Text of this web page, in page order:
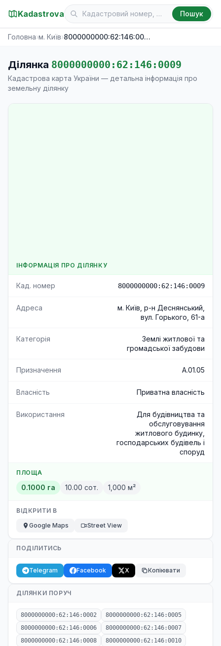
Kadastrova Пошук
Головна›м. Київ› 8000000000:62:146:0009
Ділянка 8000000000:62:146:0009
Кадастрова карта України — детальна інформація про
земельну ділянку
ІНФОРМАЦІЯ ПРО ДІЛЯНКУ
Кад. номер 8000000000:62:146:0009
Адреса
м. Київ, р-н Деснянський,
вул. Горького, 61-а
Категорія
Землі житлової та
громадської забудови
Призначення A.01.05
Власність Приватна власність
Використання
Для будівництва та
обслуговування
житлового будинку,
господарських будівель і
споруд
ПЛОЩА
0.1000 га 10.00 сот. 1,000 м²
ВІДКРИТИ В
Google Maps
Street View
ПОДІЛИТИСЬ
Telegram Facebook X Копіювати
ДІЛЯНКИ ПОРУЧ
8000000000:62:146:0002
8000000000:62:146:0005
8000000000:62:146:0006
8000000000:62:146:0007
8000000000:62:146:0008
8000000000:62:146:0010